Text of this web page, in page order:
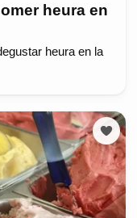
heura en
heura en la